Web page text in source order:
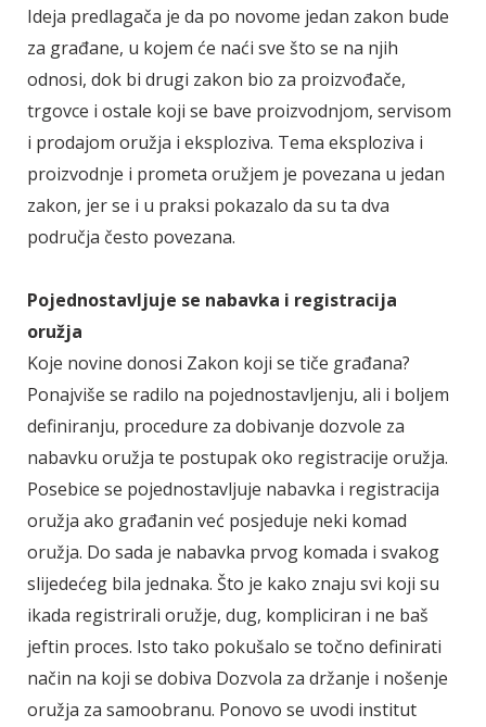
Ideja predlagača je da po novome jedan zakon bude
za građane, u kojem će naći sve što se na njih
odnosi, dok bi drugi zakon bio za proizvođače,
trgovce i ostale koji se bave proizvodnjom, servisom
i prodajom oružja i eksploziva. Tema eksploziva i
proizvodnje i prometa oružjem je povezana u jedan
zakon, jer se i u praksi pokazalo da su ta dva
područja često povezana.
Pojednostavljuje se nabavka i registracija
oružja
Koje novine donosi Zakon koji se tiče građana?
Ponajviše se radilo na pojednostavljenju, ali i boljem
definiranju, procedure za dobivanje dozvole za
nabavku oružja te postupak oko registracije oružja.
Posebice se pojednostavljuje nabavka i registracija
oružja ako građanin već posjeduje neki komad
oružja. Do sada je nabavka prvog komada i svakog
slijedećeg bila jednaka. Što je kako znaju svi koji su
ikada registrirali oružje, dug, kompliciran i ne baš
jeftin proces. Isto tako pokušalo se točno definirati
način na koji se dobiva Dozvola za držanje i nošenje
oružja za samoobranu. Ponovo se uvodi institut